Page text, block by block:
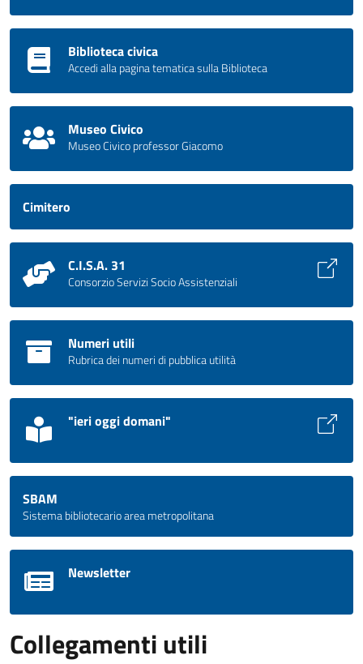
Biblioteca civica
Accedi alla pagina tematica sulla Biblioteca
Museo Civico
Museo Civico professor Giacomo
Cimitero
C.I.S.A. 31
Consorzio Servizi Socio Assistenziali
Numeri utili
Rubrica dei numeri di pubblica utilità
"ieri oggi domani"
SBAM
Sistema bibliotecario area metropolitana
Newsletter
Collegamenti utili